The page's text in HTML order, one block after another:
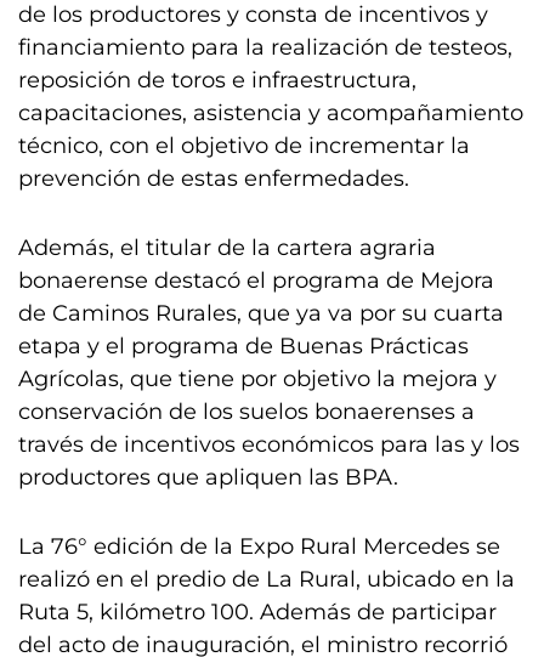
de los productores y consta de incentivos y
financiamiento para la realización de testeos,
reposición de toros e infraestructura,
capacitaciones, asistencia y acompañamiento
técnico, con el objetivo de incrementar la
prevención de estas enfermedades.
Además, el titular de la cartera agraria
bonaerense destacó el programa de Mejora
de Caminos Rurales, que ya va por su cuarta
etapa y el programa de Buenas Prácticas
Agrícolas, que tiene por objetivo la mejora y
conservación de los suelos bonaerenses a
través de incentivos económicos para las y los
productores que apliquen las BPA.
La 76° edición de la Expo Rural Mercedes se
realizó en el predio de La Rural, ubicado en la
Ruta 5, kilómetro 100. Además de participar
del acto de inauguración, el ministro recorrió